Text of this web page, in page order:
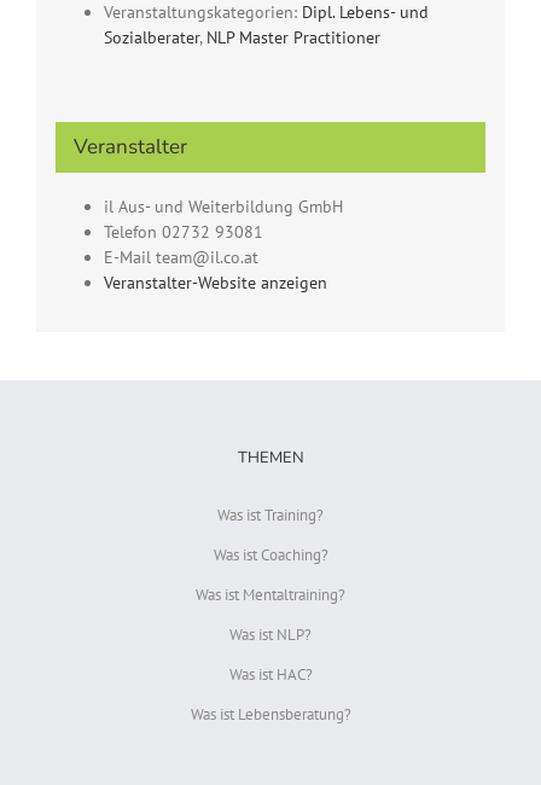
Veranstaltungskategorien: Dipl. Lebens- und
Sozialberater, NLP Master Practitioner
Veranstalter
il Aus- und Weiterbildung GmbH
Telefon 02732 93081
E-Mail team@il.co.at
Veranstalter-Website anzeigen
THEMEN
Was ist Training?
Was ist Coaching?
Was ist Mentaltraining?
Was ist NLP?
Was ist HAC?
Was ist Lebensberatung?